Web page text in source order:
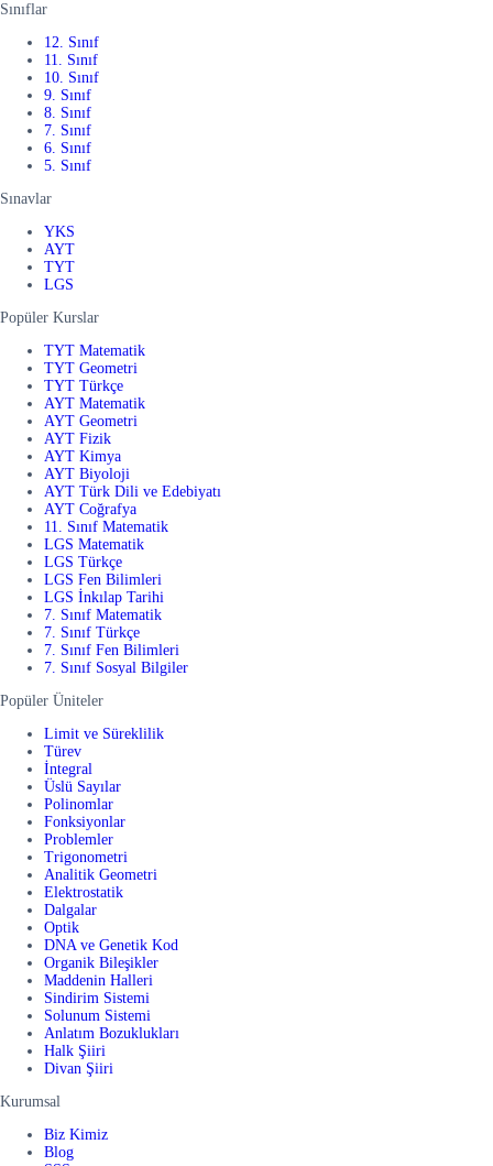
Sınıflar
12. Sınıf
11. Sınıf
10. Sınıf
9. Sınıf
8. Sınıf
7. Sınıf
6. Sınıf
5. Sınıf
Sınavlar
YKS
AYT
TYT
LGS
Popüler Kurslar
TYT Matematik
TYT Geometri
TYT Türkçe
AYT Matematik
AYT Geometri
AYT Fizik
AYT Kimya
AYT Biyoloji
AYT Türk Dili ve Edebiyatı
AYT Coğrafya
11. Sınıf Matematik
LGS Matematik
LGS Türkçe
LGS Fen Bilimleri
LGS İnkılap Tarihi
7. Sınıf Matematik
7. Sınıf Türkçe
7. Sınıf Fen Bilimleri
7. Sınıf Sosyal Bilgiler
Popüler Üniteler
Limit ve Süreklilik
Türev
İntegral
Üslü Sayılar
Polinomlar
Fonksiyonlar
Problemler
Trigonometri
Analitik Geometri
Elektrostatik
Dalgalar
Optik
DNA ve Genetik Kod
Organik Bileşikler
Maddenin Halleri
Sindirim Sistemi
Solunum Sistemi
Anlatım Bozuklukları
Halk Şiiri
Divan Şiiri
Kurumsal
Biz Kimiz
Blog